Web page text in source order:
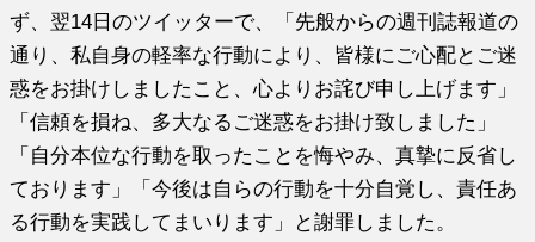
ず、翌14日のツイッターで、「先般からの週刊誌報道の
通り、私自身の軽率な行動により、皆様にご心配とご迷
惑をお掛けしましたこと、心よりお詫び申し上げます」
「信頼を損ね、多大なるご迷惑をお掛け致しました」
「自分本位な行動を取ったことを悔やみ、真摯に反省し
ております」「今後は自らの行動を十分自覚し、責任あ
る行動を実践してまいります」と謝罪しました。